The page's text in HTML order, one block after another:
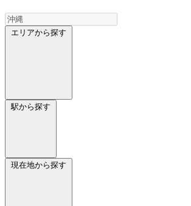
エリアから探す
駅から探す
現在地から探す